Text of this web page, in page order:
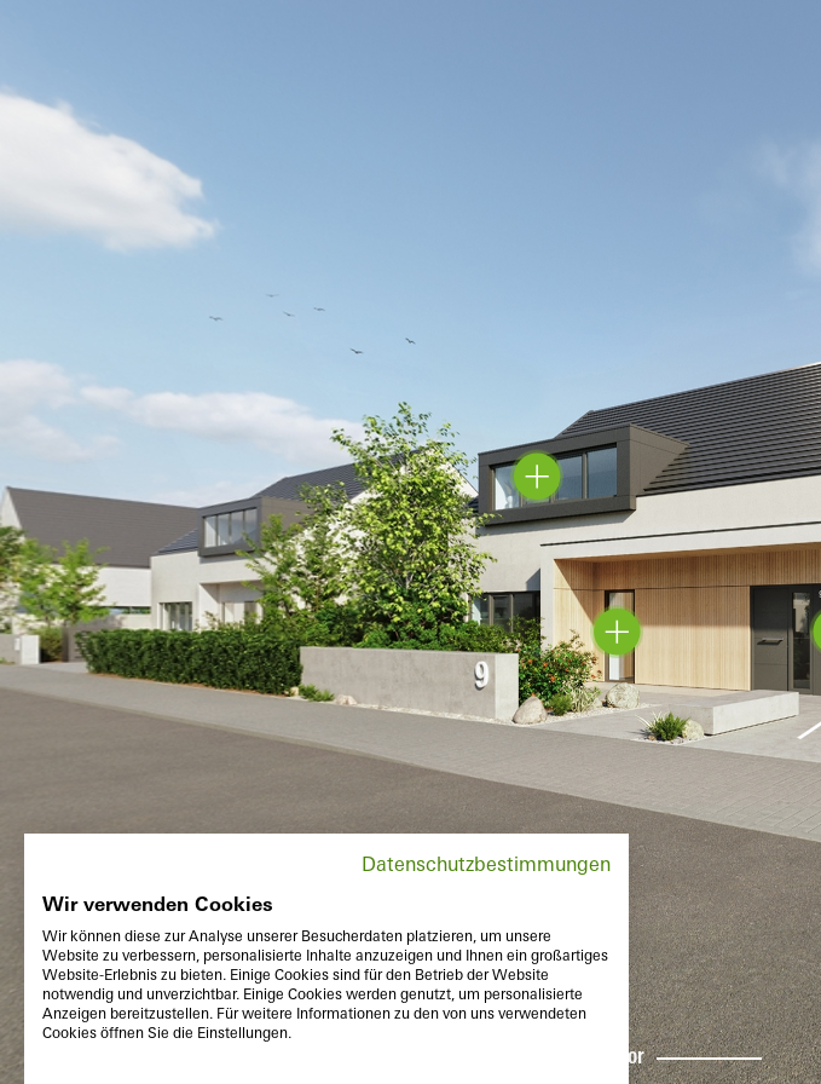
Exterior
Datenschutzbestimmungen
Wir verwenden Cookies
Wir können diese zur Analyse unserer Besucherdaten platzieren, um unsere
Website zu verbessern, personalisierte Inhalte anzuzeigen und Ihnen ein großartiges
Website-Erlebnis zu bieten. Einige Cookies sind für den Betrieb der Website
notwendig und unverzichtbar. Einige Cookies werden genutzt, um personalisierte
Anzeigen bereitzustellen. Für weitere Informationen zu den von uns verwendeten
Cookies öffnen Sie die Einstellungen.